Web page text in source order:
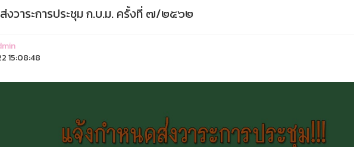
งวาระการประชุม ก.บ.ม. ครั้งที่ ๗/๒๕๖๒
15:08:48